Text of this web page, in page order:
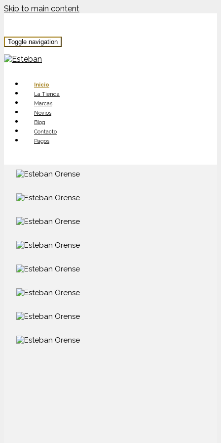
Skip to main content
Toggle navigation
Inicio
La Tienda
Marcas
Novios
Blog
Contacto
Pagos